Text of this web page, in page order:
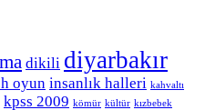
dikili diyarbakır
oyun insanlık halleri kahvaltı
kpss 2009 kömür kültür kızbebek